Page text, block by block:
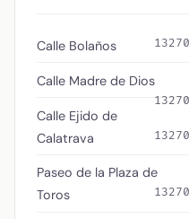
Calle Bolaños 13270
Calle Madre de Dios
13270
Calle Ejido de
Calatrava
13270
Paseo de la Plaza de
Toros
13270